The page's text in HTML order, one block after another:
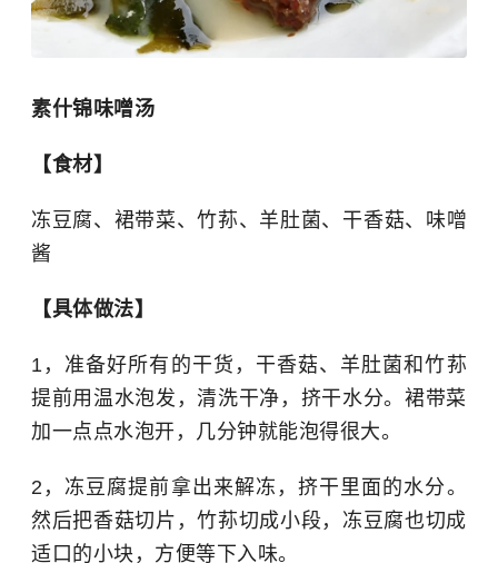
素什锦味噌汤
【食材】
冻豆腐、 裙带菜、竹荪、羊肚菌、干香菇、味噌
酱
【具体做法】
1，准备好所有的干货，干香菇、羊肚菌和竹荪
提前用温水泡发，清洗干净，挤干水分。裙带菜
加一点点水泡开，几分钟就能泡得很大。
2，冻豆腐提前拿出来解冻，挤干里面的水分。
然后把香菇切片，竹荪切成小段，冻豆腐也切成
适口的小块，方便等下入味。